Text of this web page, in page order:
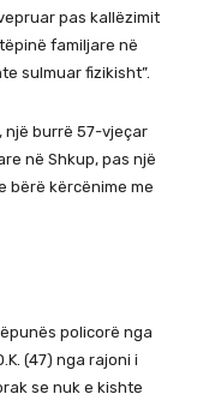
pas kallëzimit
familjare në
sulmuar fizikisht”.
një burrë 57-vjeçar
në Shkup, pas një
bërë kërcënime me
policorë nga
(47) nga rajoni i
se nuk e kishte